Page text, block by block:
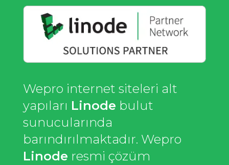
Wepro internet siteleri alt
yapıları Linode bulut
sunucularında
barındırılmaktadır. Wepro
Linode resmi çözüm